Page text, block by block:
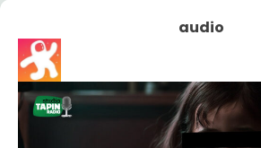
audio